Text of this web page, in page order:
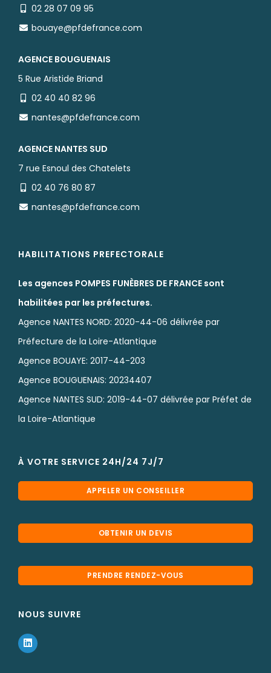
02 28 07 09 95
bouaye@pfdefrance.com
AGENCE BOUGUENAIS
5 Rue Aristide Briand
02 40 40 82 96
nantes@pfdefrance.com
AGENCE NANTES SUD
7 rue Esnoul des Chatelets
02 40 76 80 87
nantes@pfdefrance.com
HABILITATIONS PREFECTORALE
Les agences POMPES FUNÈBRES DE FRANCE sont
habilitées par les préfectures.
Agence NANTES NORD: 2020-44-06 délivrée par
Préfecture de la Loire-Atlantique
Agence BOUAYE: 2017-44-203
Agence BOUGUENAIS: 20234407
Agence NANTES SUD: 2019-44-07 délivrée par Préfet de
la Loire-Atlantique
À VOTRE SERVICE 24H/24 7J/7
APPELER UN CONSEILLER
OBTENIR UN DEVIS
PRENDRE RENDEZ-VOUS
NOUS SUIVRE